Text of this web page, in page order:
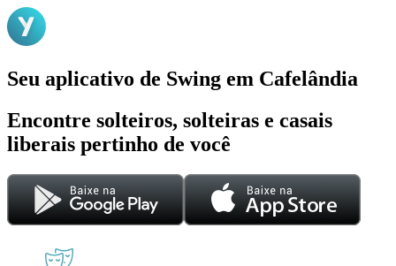
Seu aplicativo de Swing em Cafelândia
Encontre solteiros, solteiras e casais
liberais pertinho de você